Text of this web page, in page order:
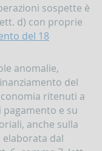
sospette è
d) con proprie
del 18
anomalie,
del
ritenuti a
e su
anche sulla
elaborata dal